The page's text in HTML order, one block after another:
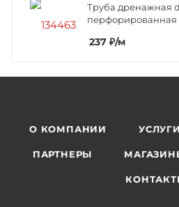
Труба дренажная
перфорированная
237 ₽/м
О КОМПАНИИ УСЛУГИ
ПАРТНЕРЫ